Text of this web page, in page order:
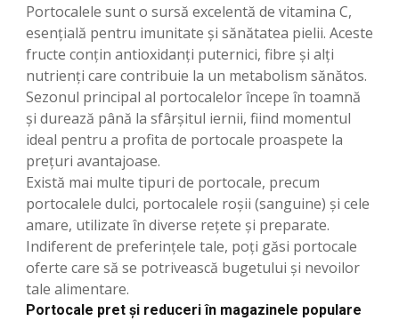
Portocalele sunt o sursă excelentă de vitamina C,
esențială pentru imunitate și sănătatea pielii. Aceste
fructe conțin antioxidanți puternici, fibre și alți
nutrienți care contribuie la un metabolism sănătos.
Sezonul principal al portocalelor începe în toamnă
și durează până la sfârșitul iernii, fiind momentul
ideal pentru a profita de portocale proaspete la
prețuri avantajoase.
Există mai multe tipuri de portocale, precum
portocalele dulci, portocalele roșii (sanguine) și cele
amare, utilizate în diverse rețete și preparate.
Indiferent de preferințele tale, poți găsi portocale
oferte care să se potrivească bugetului și nevoilor
tale alimentare.
Portocale pret și reduceri în magazinele populare